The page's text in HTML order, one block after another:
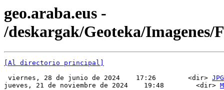
geo.araba.eus -
/deskargak/Geoteka/Imagenes/
[Al directorio principal]
viernes, 28 de junio de 2024    17:26        <dir> JPG
jueves, 21 de noviembre de 2024    19:48        <dir>